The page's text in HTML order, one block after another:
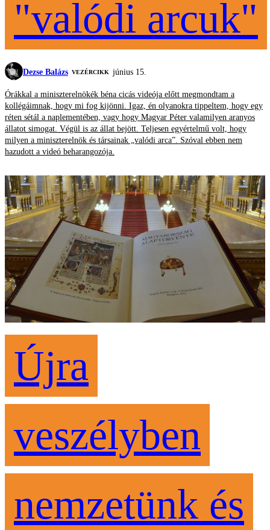
"valódi arcuk"
Dezse Balázs VEZÉRCIKK június 15.
Órákkal a miniszterelnökék béna cicás videója előtt megmondtam a
kollégáimnak, hogy mi fog kijönni. Igaz, én olyanokra tippeltem, hogy egy
réten sétál a naplementében, vagy hogy Magyar Péter valamilyen aranyos
állatot simogat. Végül is az állat bejött. Teljesen egyértelmű volt, hogy
milyen a miniszterelnök és társainak „valódi arca”. Szóval ebben nem
hazudott a videó beharangozója.
Újra
veszélyben
nemzetünk és